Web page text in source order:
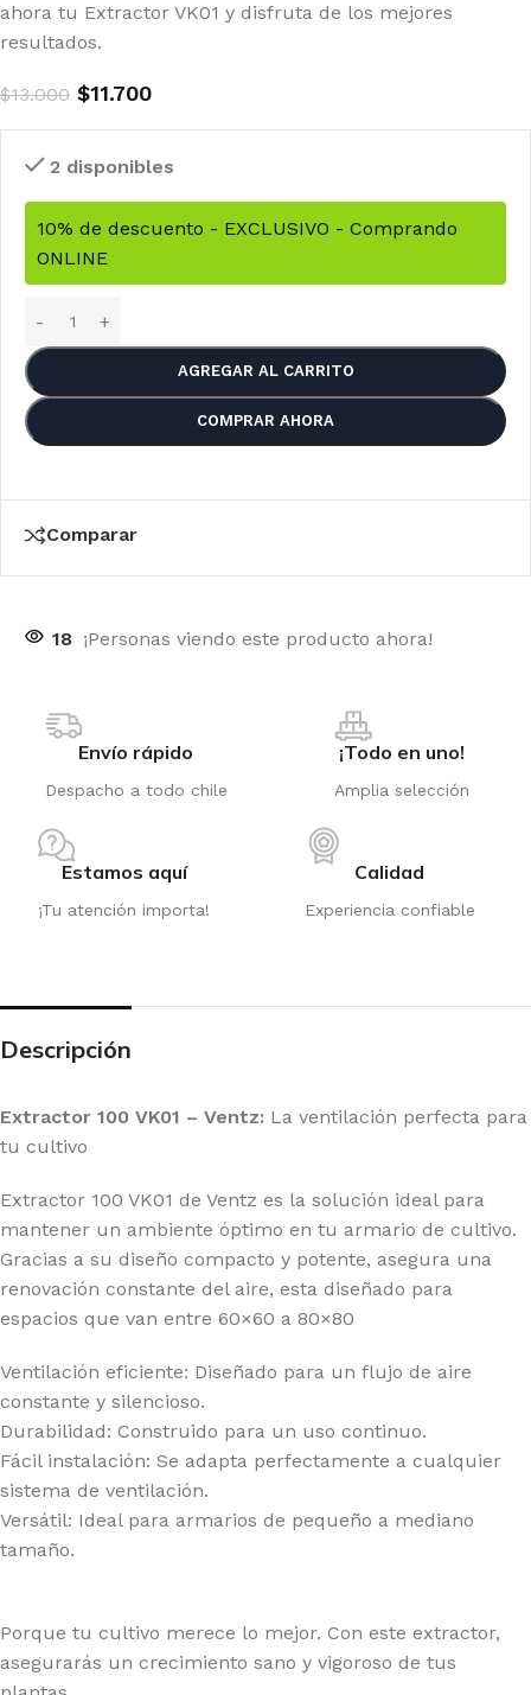
ahora tu Extractor VK01 y disfruta de los mejores
resultados.
$13.000 $11.700
2 disponibles
10% de descuento - EXCLUSIVO - Comprando
ONLINE
AGREGAR AL CARRITO
COMPRAR AHORA
Comparar
18 ¡Personas viendo este producto ahora!
Envío rápido
Despacho a todo chile
¡Todo en uno!
Amplia selección
Estamos aquí
¡Tu atención importa!
Calidad
Experiencia confiable
Descripción
Extractor 100 VK01 – Ventz: La ventilación perfecta para
tu cultivo
Extractor 100 VK01 de Ventz es la solución ideal para
mantener un ambiente óptimo en tu armario de cultivo.
Gracias a su diseño compacto y potente, asegura una
renovación constante del aire, esta diseñado para
espacios que van entre 60×60 a 80×80
Ventilación eficiente: Diseñado para un flujo de aire
constante y silencioso.
Durabilidad: Construido para un uso continuo.
Fácil instalación: Se adapta perfectamente a cualquier
sistema de ventilación.
Versátil: Ideal para armarios de pequeño a mediano
tamaño.
Porque tu cultivo merece lo mejor. Con este extractor,
asegurarás un crecimiento sano y vigoroso de tus